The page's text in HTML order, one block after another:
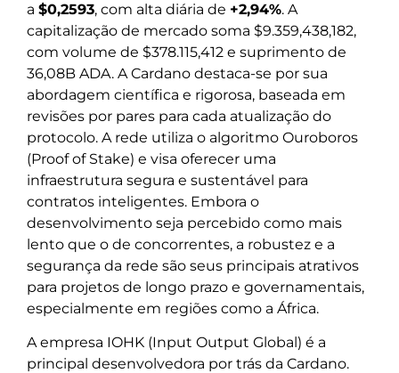
a $0,2593, com alta diária de +2,94%. A
capitalização de mercado soma $9.359,438,182,
com volume de $378.115,412 e suprimento de
36,08B ADA. A Cardano destaca-se por sua
abordagem científica e rigorosa, baseada em
revisões por pares para cada atualização do
protocolo. A rede utiliza o algoritmo Ouroboros
(Proof of Stake) e visa oferecer uma
infraestrutura segura e sustentável para
contratos inteligentes. Embora o
desenvolvimento seja percebido como mais
lento que o de concorrentes, a robustez e a
segurança da rede são seus principais atrativos
para projetos de longo prazo e governamentais,
especialmente em regiões como a África.
A empresa IOHK (Input Output Global) é a
principal desenvolvedora por trás da Cardano.